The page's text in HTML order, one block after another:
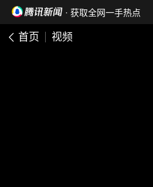
· 获取全网一手热点
首页 视频